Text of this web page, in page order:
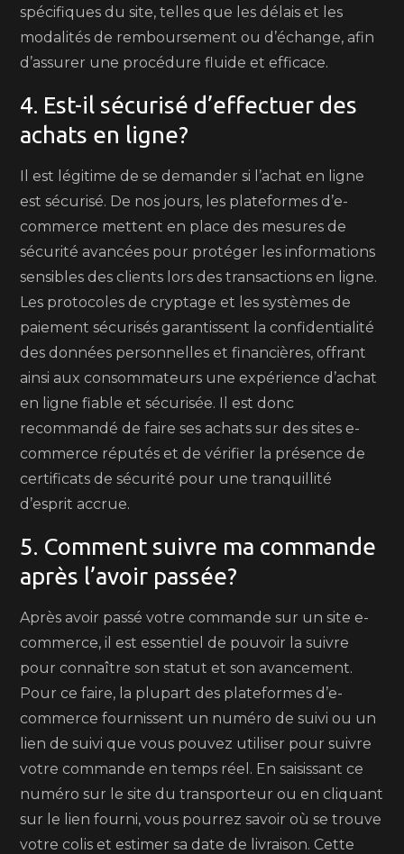
spécifiques du site, telles que les délais et les
modalités de remboursement ou d’échange, afin
d’assurer une procédure fluide et efficace.
4. Est-il sécurisé d’effectuer des
achats en ligne?
Il est légitime de se demander si l’achat en ligne
est sécurisé. De nos jours, les plateformes d’e-
commerce mettent en place des mesures de
sécurité avancées pour protéger les informations
sensibles des clients lors des transactions en ligne.
Les protocoles de cryptage et les systèmes de
paiement sécurisés garantissent la confidentialité
des données personnelles et financières, offrant
ainsi aux consommateurs une expérience d’achat
en ligne fiable et sécurisée. Il est donc
recommandé de faire ses achats sur des sites e-
commerce réputés et de vérifier la présence de
certificats de sécurité pour une tranquillité
d’esprit accrue.
5. Comment suivre ma commande
après l’avoir passée?
Après avoir passé votre commande sur un site e-
commerce, il est essentiel de pouvoir la suivre
pour connaître son statut et son avancement.
Pour ce faire, la plupart des plateformes d’e-
commerce fournissent un numéro de suivi ou un
lien de suivi que vous pouvez utiliser pour suivre
votre commande en temps réel. En saisissant ce
numéro sur le site du transporteur ou en cliquant
sur le lien fourni, vous pourrez savoir où se trouve
votre colis et estimer sa date de livraison. Cette